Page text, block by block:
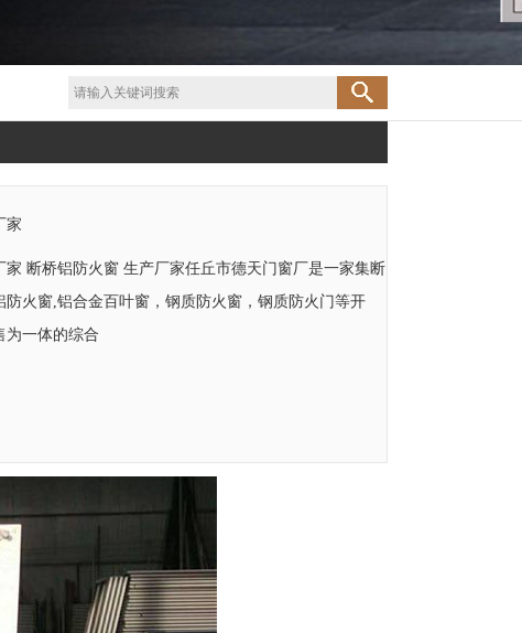
家
家 断桥铝防火窗 生产厂家任丘市德天门窗厂是一家集断
防火窗,铝合金百叶窗，钢质防火窗，钢质防火门等开
为一体的综合